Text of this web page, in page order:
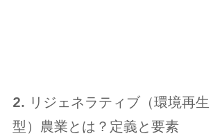
2. リジェネラティブ（環境再生
型）農業とは？定義と要素